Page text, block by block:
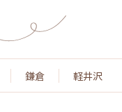
鎌倉 軽井沢